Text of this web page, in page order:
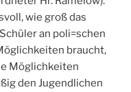
wie groß das
an poli=schen
braucht,
Möglichkeiten
den Jugendlichen